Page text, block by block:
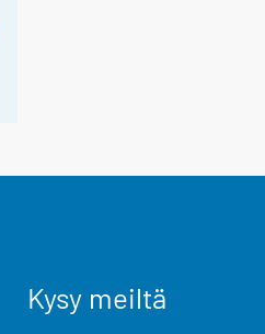
Kysy meiltä